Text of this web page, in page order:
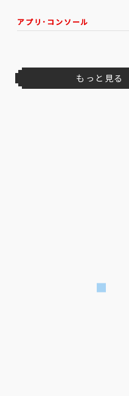
アプリ･コンソール
もっと見る